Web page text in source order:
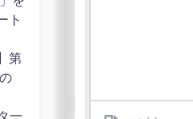
ト
第
一